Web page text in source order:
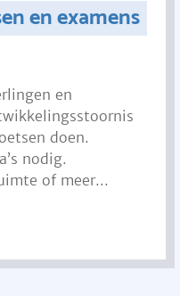
en examens
en
doen.
nodig.
of meer...